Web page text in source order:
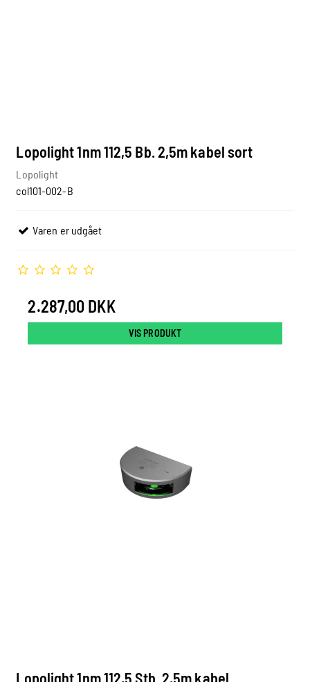
Lopolight 1nm 112,5 Bb. 2,5m kabel sort
Lopolight
col101-002-B
Varen er udgået
2.287,00 DKK
VIS PRODUKT
Lopolight 1nm 112,5 Stb. 2,5m kabel